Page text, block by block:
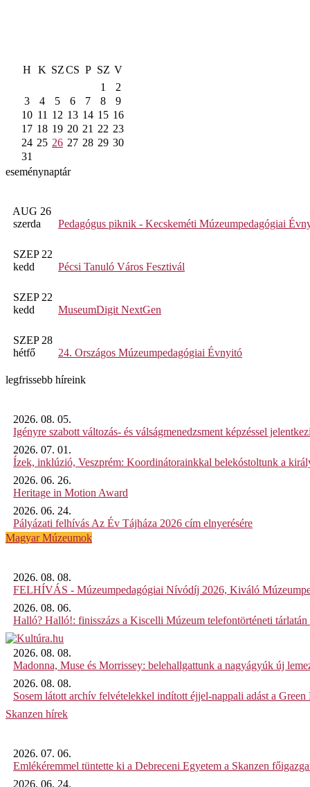
H K SZCS P SZ V
1
2
3
4 5 6 7 8
9
10 11 12 13 14 15 16
17 18 19 20 21 22 23
24 25 26 27 28 29 30
31
eseménynaptár
AUG 26
szerda
Pedagógus piknik - Kecskeméti Múzeumpedagógiai
SZEP 22
kedd
Pécsi Tanuló Város Fesztivál
SZEP 22
kedd
MuseumDigit NextGen
SZEP 28
hétfő
24. Országos Múzeumpedagógiai Évnyitó
legfrissebb híreink
2026. 08. 05.
Igényre szabott változás- és válságmenedzsment képzéssel
2026. 07. 01.
Ízek, inklúzió, Veszprém: Koordinátorainkkal belekóstoltunk a
2026. 06. 26.
Heritage in Motion Award
2026. 06. 24.
Pályázati felhívás Az Év Tájháza 2026 cím elnyerésére
Magyar Múzeumok
2026. 08. 08.
FELHÍVÁS - Múzeumpedagógiai Nívódíj 2026, Kiváló
2026. 08. 06.
Halló? Halló!: finisszázs a Kiscelli Múzeum telefontörténeti tárlatán
2026. 08. 08.
Madonna, Muse és Morrissey: belehallgattunk a nagyágyúk új
2026. 08. 08.
Sosem látott archív felvételekkel indított éjjel-nappali adást a Green
Skanzen hírek
2026. 07. 06.
Emlékéremmel tüntette ki a Debreceni Egyetem a Skanzen
2026. 06. 24.